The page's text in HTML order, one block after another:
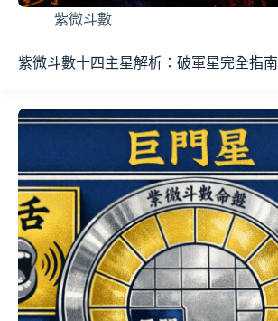
紫微斗數
紫微斗數十四主星解析：破軍星完全指南